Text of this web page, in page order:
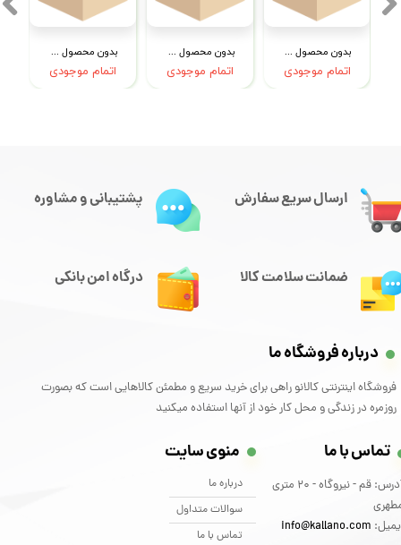
بدون محصول جهت نمایش
اتمام موجودی
بدون محصول جهت نمایش
اتمام موجودی
بدون محصول جهت نمایش
اتمام موجودی
ارسال سریع سفارش
درگاه امن بانکی
پشتیبانی و مشاوره
ضمانت سلامت کالا
درباره فروشگاه ما
فروشگاه اینترنتی کالانو راهی برای خرید سریع و مطمئن کالاهایی است که بصورت
روزمره در زندگی و محل کار خود از آنها استفاده میکنید
تماس با ما
آدرس: قم - نیروگاه - 20 متری
info@kallano.com​​​​​​​
منوی سایت
درباره ما
سوالات متداول
تماس با ما